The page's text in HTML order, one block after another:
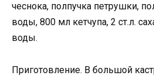
чеснока, полпучка петрушки,
воды, 800 мл кетчупа, 2 ст.л.
воды.
Приготовление. В большой